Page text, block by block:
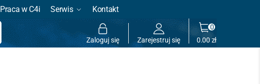
Praca w C4i Serwis Kontakt
Zaloguj się Zarejestruj się 0.00zł
0